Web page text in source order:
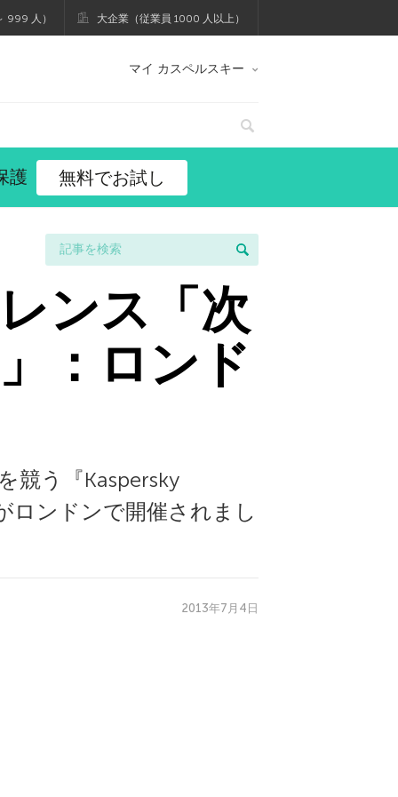
999 人） 大企業（従業員 1000 人以上）
マイ カスペルスキー
護 無料でお試し
ンス「次
：ロンド
競う『Kaspersky
ロンドンで開催されまし
2013年7月4日